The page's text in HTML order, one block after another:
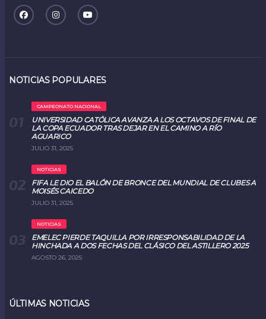
NOTICIAS POPULARES
CAMPEONATO NACIONAL
UNIVERSIDAD CATÓLICA AVANZA A LOS OCTAVOS DE FINAL DE
LA COPA ECUADOR TRAS DEJAR EN EL CAMINO A RÍO
AGUARICO
JULIO 31, 2025
NOTICIAS
FIFA LE DIO EL BALÓN DE BRONCE DEL MUNDIAL DE CLUBES A
MOISÉS CAICEDO
JULIO 31, 2025
NOTICIAS
EMELEC PIERDE TAQUILLA POR IRRESPONSABILIDAD DE LA
HINCHADA A DOS FECHAS DEL CLÁSICO DEL ASTILLERO 2025
AGOSTO 26, 2025
ÚLTIMAS NOTICIAS